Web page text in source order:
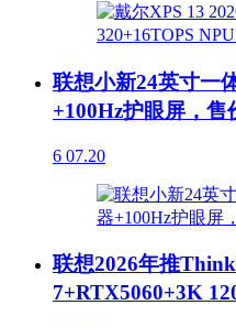
联想小新24英寸一
+100Hz护眼屏，售
6 07.20
联想2026年推
7+RTX5060+3K